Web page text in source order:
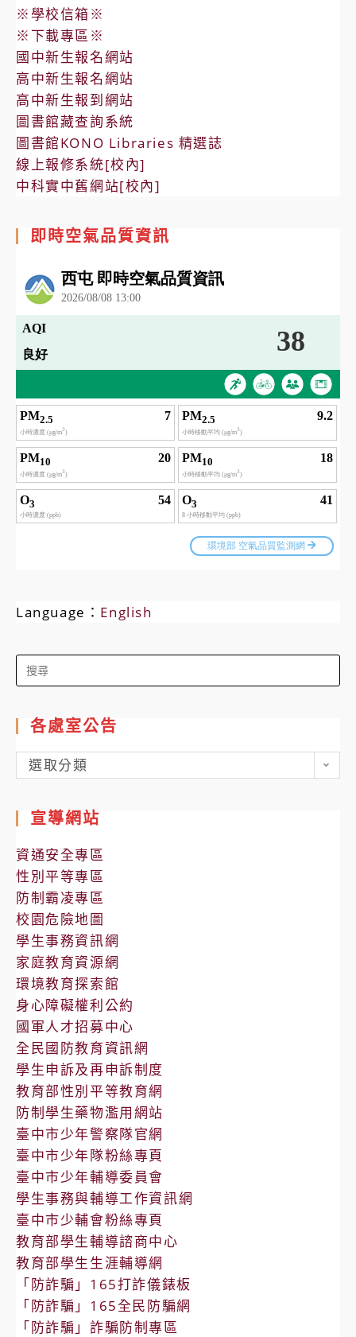
※學校信箱※
※下載專區※
國中新生報名網站
高中新生報名網站
高中新生報到網站
圖書館藏查詢系統
圖書館KONO Libraries 精選誌
線上報修系統[校內]
中科實中舊網站[校內]
即時空氣品質資訊
Language： English
Search
for:
各處室公告
各
處
公
告
選取分類
宣導網站
資通安全專區
性別平等專區
防制霸凌專區
校園危險地圖
學生事務資訊網
家庭教育資源網
環境教育探索館
身心障礙權利公約
國軍人才招募中心
全民國防教育資訊網
學生申訴及再申訴制度
教育部性別平等教育網
防制學生藥物濫用網站
臺中市少年警察隊官網
臺中市少年隊粉絲專頁
臺中市少年輔導委員會
學生事務與輔導工作資訊網
臺中市少輔會粉絲專頁
教育部學生輔導諮商中心
教育部學生生涯輔導網
「防詐騙」165打詐儀錶板
「防詐騙」165全民防騙網
「防詐騙」詐騙防制專區